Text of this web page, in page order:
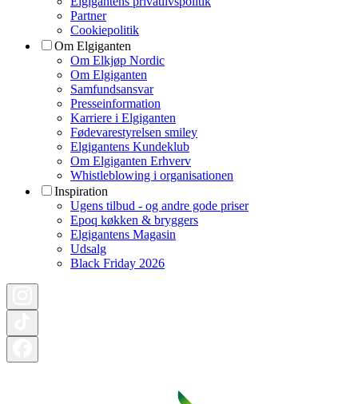
Partner
Cookiepolitik
Om Elgiganten
Om Elkjøp Nordic
Om Elgiganten
Samfundsansvar
Presseinformation
Karriere i Elgiganten
Fødevarestyrelsen smiley
Elgigantens Kundeklub
Om Elgiganten Erhverv
Whistleblowing i organisationen
Inspiration
Ugens tilbud - og andre gode priser
Epoq køkken & bryggers
Elgigantens Magasin
Udsalg
Black Friday 2026